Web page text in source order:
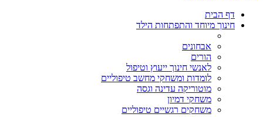
דף הבית
חינוך מיוחד והתפתחות הילד
אבחונים
הורים
לאנשי חינוך ייעוץ וטיפול
לומדות ומשחקי מחשב טיפוליים
מוטוריקה עדינה וגסה
משחקי דמיון
משחקים רגשיים טיפוליים